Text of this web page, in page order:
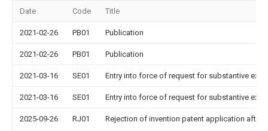
Date Code Title
2021-02-26 PB01 Publication
2021-02-26 PB01 Publication
2021-03-16 SE01 Entry into force of request for substantive
2021-03-16 SE01 Entry into force of request for substantive
2025-09-26 RJ01 Rejection of invention patent application after